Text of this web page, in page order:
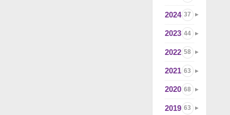
2024 37
2023 44
2022 58
2021 63
2020 68
2019 63